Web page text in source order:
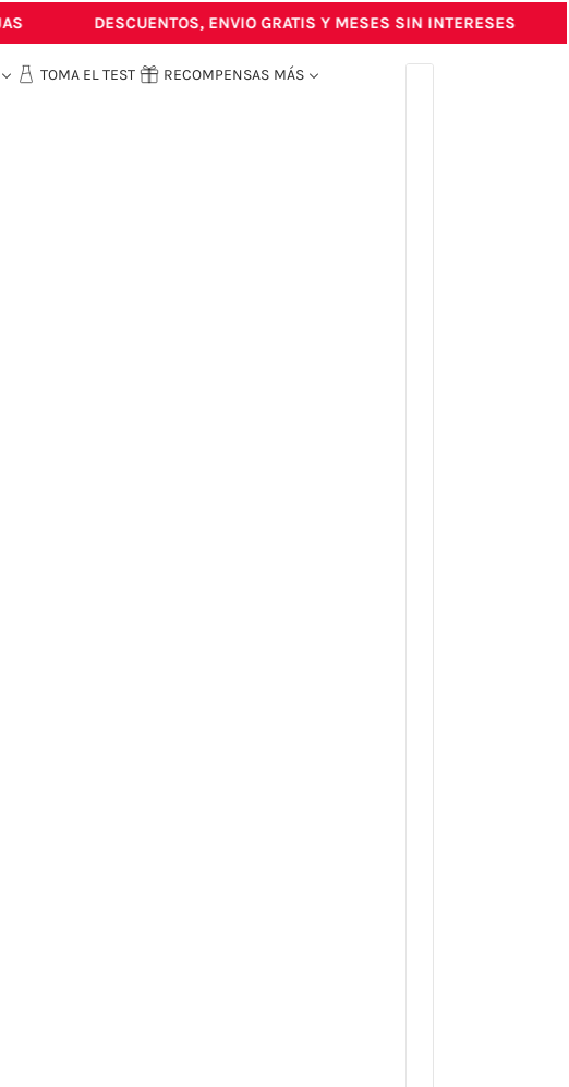
DESCUENTOS, ENVIO GRATIS Y MESES SIN INTERESES
TOMA EL TEST RECOMPENSAS MÁS